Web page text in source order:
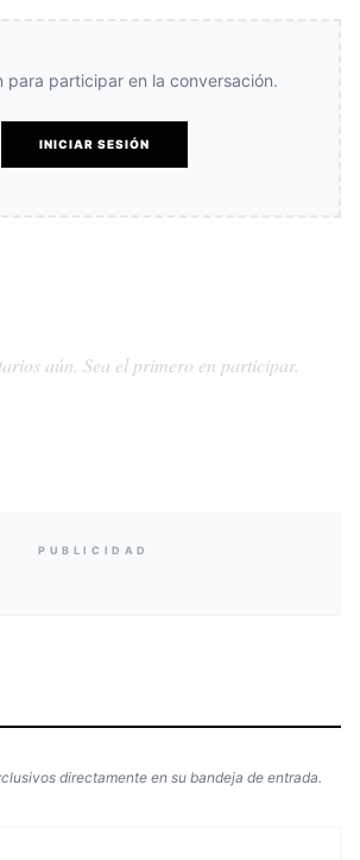
para participar en la conversación.
INICIAR SESIÓN
aún. Sea el primero en participar.
PUBLICIDAD
directamente en su bandeja de entrada.